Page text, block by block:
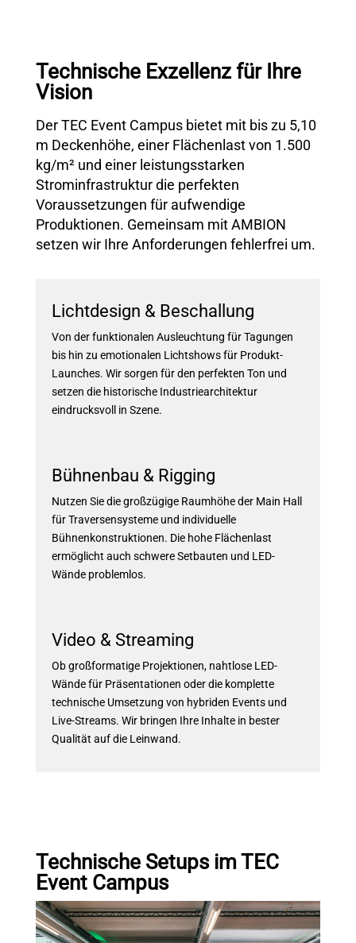
Technische Exzellenz für Ihre
Vision
Der TEC Event Campus bietet mit bis zu 5,10
m Deckenhöhe, einer Flächenlast von 1.500
kg/m² und einer leistungsstarken
Strominfrastruktur die perfekten
Voraussetzungen für aufwendige
Produktionen. Gemeinsam mit AMBION
setzen wir Ihre Anforderungen fehlerfrei um.
Lichtdesign & Beschallung
Von der funktionalen Ausleuchtung für Tagungen
bis hin zu emotionalen Lichtshows für Produkt-
Launches. Wir sorgen für den perfekten Ton und
setzen die historische Industriearchitektur
eindrucksvoll in Szene.
Bühnenbau & Rigging
Nutzen Sie die großzügige Raumhöhe der Main Hall
für Traversensysteme und individuelle
Bühnenkonstruktionen. Die hohe Flächenlast
ermöglicht auch schwere Setbauten und LED-
Wände problemlos.
Video & Streaming
Ob großformatige Projektionen, nahtlose LED-
Wände für Präsentationen oder die komplette
technische Umsetzung von hybriden Events und
Live-Streams. Wir bringen Ihre Inhalte in bester
Qualität auf die Leinwand.
Technische Setups im TEC
Event Campus